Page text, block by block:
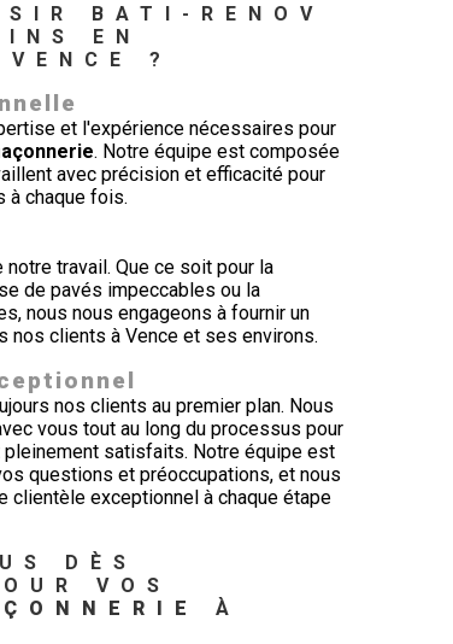
BATI-RENOV
EN
?
et l'expérience nécessaires pour
. Notre équipe est composée
avec précision et efficacité pour
à chaque fois.
travail. Que ce soit pour la
de pavés impeccables ou la
nous nous engageons à fournir un
nos clients à Vence et ses environs.
nos clients au premier plan. Nous
vous tout au long du processus pour
satisfaits. Notre équipe est
questions et préoccupations, et nous
clientèle exceptionnel à chaque étape
DÈS
VOS
À